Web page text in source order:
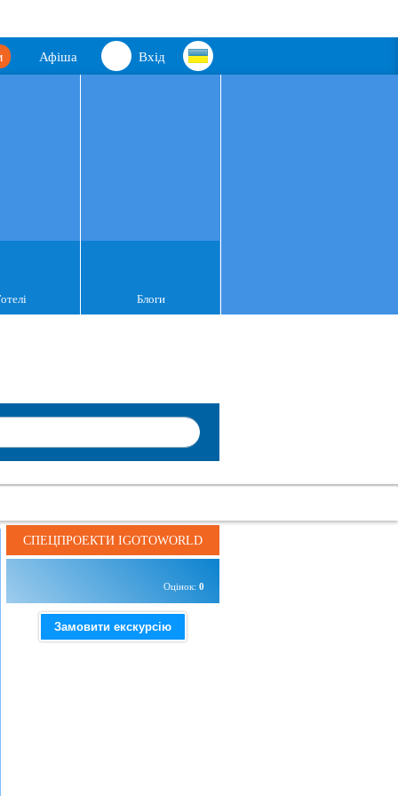
Вхід
Афіша
Блоги
СПЕЦПРОЕКТИ IGOTOWORLD
Оцінок: 0
Замовити екскурсію